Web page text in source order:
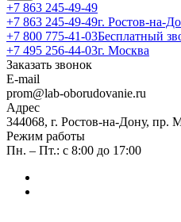
+7 863 245-49-49
+7 863 245-49-49г. Ростов-на-
+7 800 775-41-03Бесплатный
+7 495 256-44-03г. Москва
Заказать звонок
E-mail
prom@lab-oborudovanie.ru
Адрес
344068, г. Ростов-на-Дону,
Режим работы
Пн. – Пт.: с 8:00 до 17:00